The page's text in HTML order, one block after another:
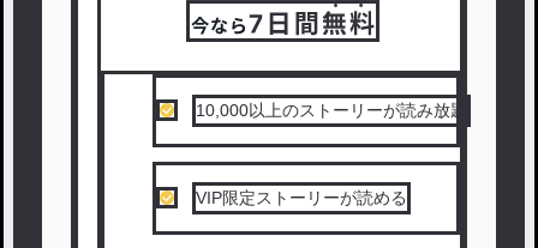
10,000以上のストーリーが読み放題
VIP限定ストーリーが読める